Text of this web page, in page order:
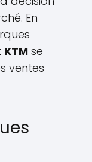
En
KTM se
ventes